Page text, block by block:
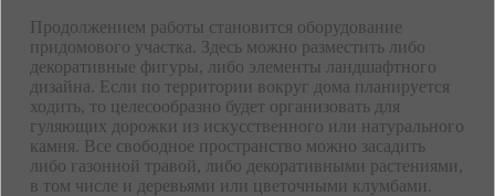
Продолжением работы становится оборудование
придомового участка. Здесь можно разместить либо
декоративные фигуры, либо элементы ландшафтного
дизайна. Если по территории вокруг дома планируется
ходить, то целесообразно будет организовать для
гуляющих дорожки из искусственного или натурального
камня. Все свободное пространство можно засадить
либо газонной травой, либо декоративными растениями,
в том числе и деревьями или цветочными клумбами.